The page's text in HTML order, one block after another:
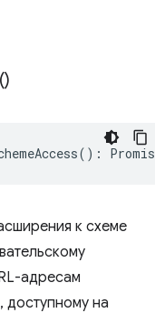
)
() :
к схеме
адресам
доступному на